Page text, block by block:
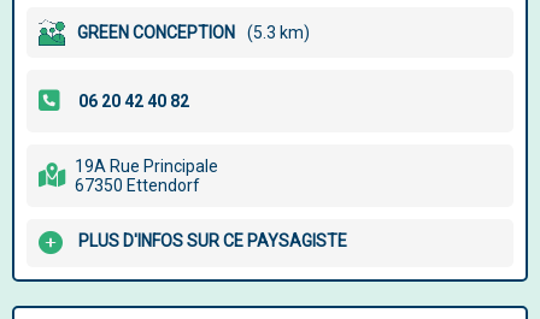
GREEN CONCEPTION (5.3 km)
19A Rue Principale
67350 Ettendorf
PLUS D'INFOS SUR CE PAYSAGISTE